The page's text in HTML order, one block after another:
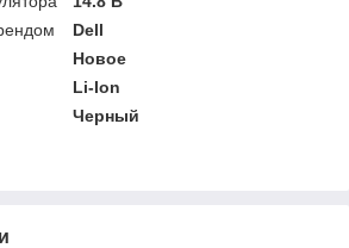
Dell
Новое
Li-Ion
Черный